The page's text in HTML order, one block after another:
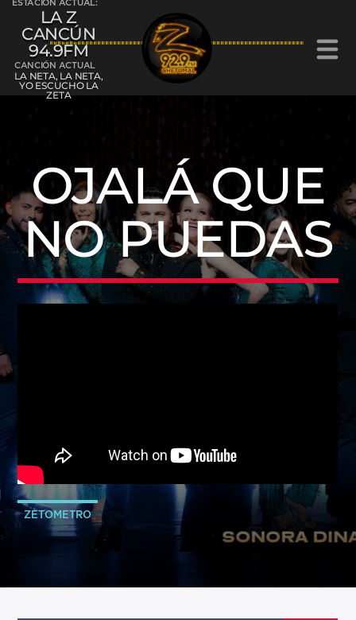
ESTACIÓN ACTUAL:
LA Z
CANCÚN
94.9FM
CANCIÓN ACTUAL
LA NETA, LA NETA,
YO ESCUCHO LA
ZETA
La Z Cancún 94.9FM
La Z Chetumal 92.9FM
OJALÁ QUE
NO PUEDAS
ZETOMETRO